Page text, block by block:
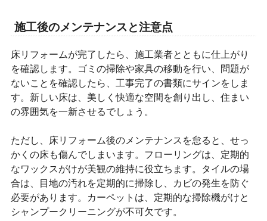
施工後のメンテナンスと注意点
床リフォームが完了したら、施工業者とともに仕上がり
を確認します。ゴミの掃除や家具の移動を行い、問題が
ないことを確認したら、工事完了の書類にサインをしま
す。新しい床は、美しく快適な空間を創り出し、住まい
の雰囲気を一新させるでしょう。
ただし、床リフォーム後のメンテナンスを怠ると、せっ
かくの床も傷んでしまいます。フローリングは、定期的
なワックスがけが美観の維持に役立ちます。タイルの場
合は、目地の汚れを定期的に掃除し、カビの発生を防ぐ
必要があります。カーペットは、定期的な掃除機がけと
シャンプークリーニングが不可欠です。